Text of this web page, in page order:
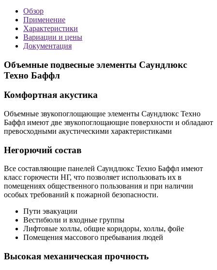
Обзор
Применение
Характеристики
Вариации и цены
Документация
Объемные подвесные элементы Саундлюкс
Техно Баффл
Комфортная акустика
Объемные звукопоглощающие элементы Саундлюкс Техно
Баффл имеют две звукопоглощающие поверхности и обладают
превосходными акустическими характеристиками
Негорючий состав
Все составляющие панелей Саундлюкс Техно Баффл имеют
класс горючести НГ, что позволяет использовать их в
помещениях общественного пользования и при наличии
особых требований к пожарной безопасности.
Пути эвакуации
Вестибюли и входные группы
Лифтовые холлы, общие коридоры, холлы, фойе
Помещения массового пребывания людей
Высокая механическая прочность